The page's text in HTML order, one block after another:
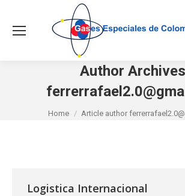
Author
You are here:
Home Article author
Logistica Internacional